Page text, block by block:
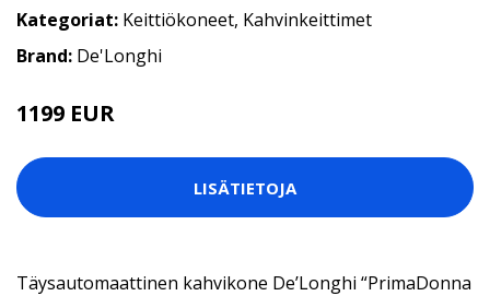
Kategoriat: Keittiökoneet, Kahvinkeittimet
Brand: De'Longhi
1199 EUR
LISÄTIETOJA
Täysautomaattinen kahvikone De’Longhi “PrimaDonna